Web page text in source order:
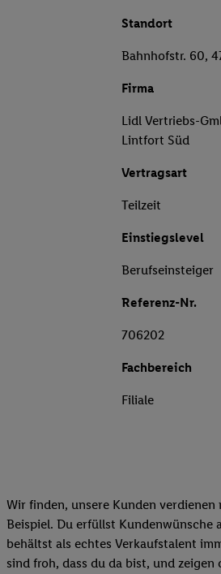
Standort
Bahnhofstr. 60,
Firma
Lidl Vertriebs-
Lintfort Süd
Vertragsart
Teilzeit
Einstiegslevel
Berufseinsteiger
Referenz-Nr.
706202
Fachbereich
Filiale
Wir finden, unsere Kunden verdienen
Beispiel. Du erfüllst Kundenwünsche
behältst als echtes Verkaufstalent
sind froh, dass du da bist, und